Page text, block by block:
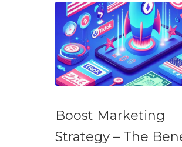
Boost Marketing
Strategy – The